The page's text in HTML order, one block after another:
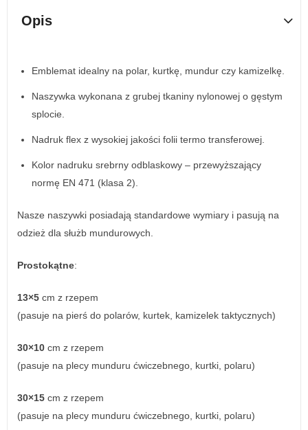
Opis
Emblemat idealny na polar, kurtkę, mundur czy kamizelkę.
Naszywka wykonana z grubej tkaniny nylonowej o gęstym
splocie.
Nadruk flex z wysokiej jakości folii termo transferowej.
Kolor nadruku srebrny odblaskowy – przewyższający
normę EN 471 (klasa 2).
Nasze naszywki posiadają standardowe wymiary i pasują na
odzież dla służb mundurowych.
Prostokątne:
13×5 cm z rzepem
(pasuje na pierś do polarów, kurtek, kamizelek taktycznych)
30×10 cm z rzepem
(pasuje na plecy munduru ćwiczebnego, kurtki, polaru)
30×15 cm z rzepem
(pasuje na plecy munduru ćwiczebnego, kurtki, polaru)